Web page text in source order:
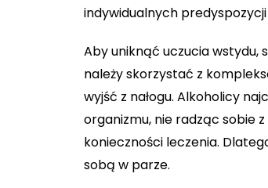
indywidualnych
Aby uniknąć uczucia wstydu,
należy skorzystać z
wyjść z nałogu. Alkoholicy
organizmu, nie radząc sobie
konieczności leczenia.
sobą w parze.